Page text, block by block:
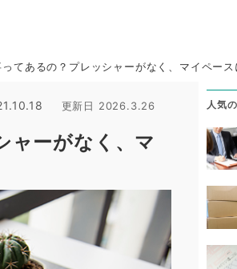
てあるの？プレッシャーがなく、マイペース
更新日 2026.3.26
ャーがなく、マ
人気